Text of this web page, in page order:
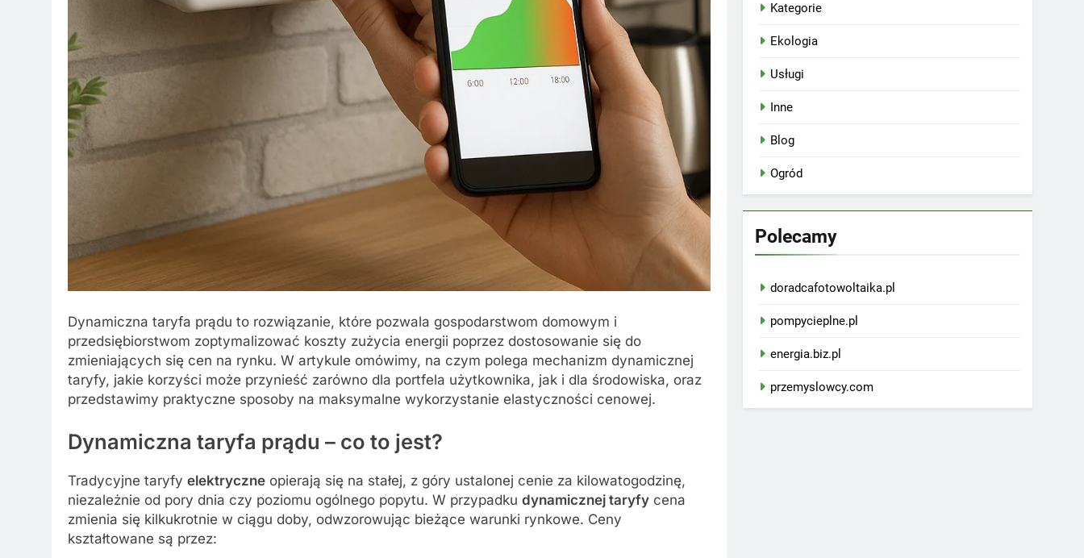
Dynamiczna taryfa prądu to rozwiązanie, które pozwala gospodarstwom domowym i
przedsiębiorstwom zoptymalizować koszty zużycia energii poprzez dostosowanie się do
zmieniających się cen na rynku. W artykule omówimy, na czym polega mechanizm dynamicznej
taryfy, jakie korzyści może przynieść zarówno dla portfela użytkownika, jak i dla środowiska, oraz
przedstawimy praktyczne sposoby na maksymalne wykorzystanie elastyczności cenowej.
Dynamiczna taryfa prądu – co to jest?
Tradycyjne taryfy elektryczne opierają się na stałej, z góry ustalonej cenie za kilowatogodzinę,
niezależnie od pory dnia czy poziomu ogólnego popytu. W przypadku dynamicznej taryfy cena
zmienia się kilkukrotnie w ciągu doby, odwzorowując bieżące warunki rynkowe. Ceny
kształtowane są przez:
Kategorie
Ekologia
Usługi
Inne
Blog
Ogród
Polecamy
doradcafotowoltaika.pl
pompycieplne.pl
energia.biz.pl
przemyslowcy.com